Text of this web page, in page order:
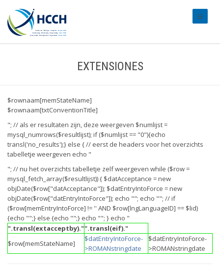
EXTENSIONES
$rownaam[memStateName]
$rownaam[txtConventionTitle]
"; // als er resultaten zijn, deze weergeven $numlijst =
mysql_numrows($resultlijst); if ($numlijst == "0"){echo
transl('no_results');} else { // eerst de headers voor het overzichts
tabelletje weergeven echo "
"; // nu het overzichts tabelletje zelf weergeven while ($row =
mysql_fetch_array($resultlijst)) { $datAcceptance = new
objDate($row["datAcceptance"]); $datEntryIntoForce = new
objDate($row["datEntryIntoForce"]); echo ""; echo ""; //if
($row[memEntryIntoForce] != '' AND $row[lngLanguageID] == $lid)
{echo "";} else {echo "";} echo ""; } echo "
".transl(extacceptby)."".transl(eif)."
$row[memStateName]
$datEntryIntoForce-
>ROMANstringdate
$datEntryIntoForce-
>ROMANstringdate